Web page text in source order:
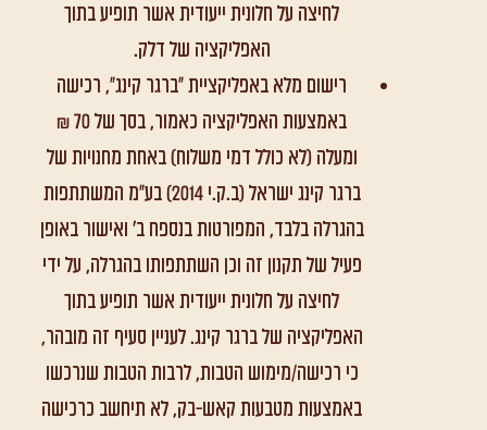
לחיצה על חלונית ייעודית אשר תופיע בתוך
האפליקציה של דלק.
רישום מלא באפליקציית "ברגר קינג", רכישה
באמצעות האפליקציה כאמור, בסך של 70 ₪
ומעלה (לא כולל דמי משלוח) באחת מחנויות של
ברגר קינג ישראל (ב.ק.י 2014) בע"מ המשתתפות
בהגרלה בלבד, המפורטות בנספח ב' ואישור באופן
פעיל של תקנון זה וכן השתתפותו בהגרלה, על ידי
לחיצה על חלונית ייעודית אשר תופיע בתוך
האפליקציה של ברגר קינג. לעניין סעיף זה מובהר,
כי רכישה/מימוש הטבות, לרבות הטבות שנרכשו
באמצעות מטבעות קאש-בק, לא תיחשב כרכישה